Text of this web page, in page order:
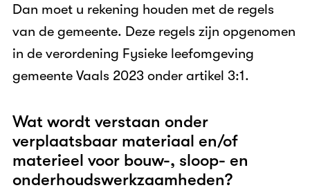
Dan moet u rekening houden met de regels
van de gemeente. Deze regels zijn opgenomen
in de verordening Fysieke leefomgeving
gemeente Vaals 2023 onder artikel 3:1.
Wat wordt verstaan onder
verplaatsbaar materiaal en/of
materieel voor bouw-, sloop- en
onderhoudswerkzaamheden?